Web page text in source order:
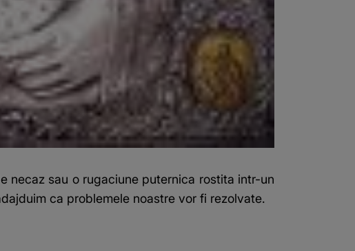
necaz sau o rugaciune puternica rostita intr-un
ca problemele noastre vor fi rezolvate.